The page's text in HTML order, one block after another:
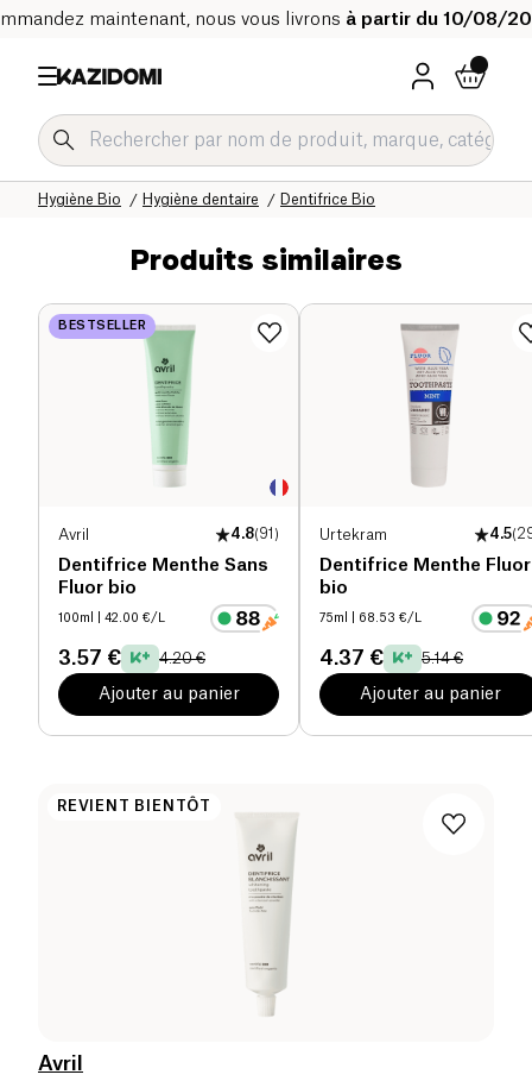
maintenant, nous vous livrons à partir du 10/08/
Dentifrice Bio
Hygiène dentaire
Hygiène Bio
Hygiène & Beauté
Notre catalogue bio
Accueil
Produits similaires
BESTSELLER
Avril 4.8(91 )
Dentifrice Menthe Sans
Fluor bio
100ml | 42.00 €/L
3.57 € 4.20 €
Ajouter au panier
Urtekram 4.5(
Dentifrice Menthe Fluor
bio
75ml | 68.53 €/L
4.37 € 5.14 €
Ajouter au panier
REVIENT BIENTÔT
Avril